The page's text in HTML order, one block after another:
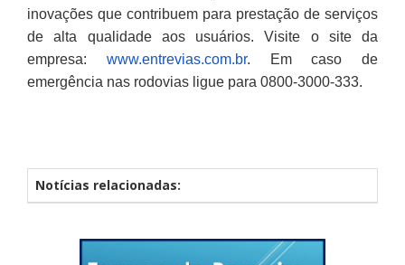
inovações que contribuem para prestação de serviços
de alta qualidade aos usuários. Visite o site da
empresa: www.entrevias.com.br. Em caso de
emergência nas rodovias ligue para 0800-3000-333.
Notícias relacionadas: